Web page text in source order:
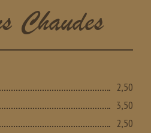
Chaudes
2,50
3,50
2,50